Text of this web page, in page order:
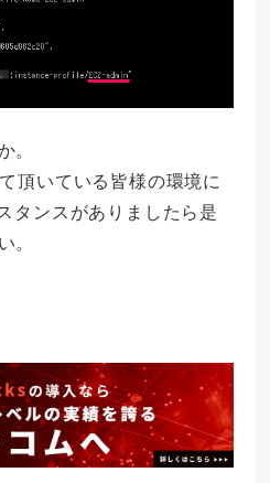
。
頂いている皆様の環境に
タンスがありましたら是
。